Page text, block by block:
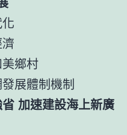
鄉村
展體制機制
加速建設海上新廣